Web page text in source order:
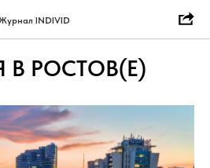
Журнал INDIVID
В РОСТОВ(Е)